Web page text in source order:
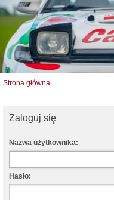
Strona główna
Zaloguj się
Nazwa użytkownika:
Hasło: